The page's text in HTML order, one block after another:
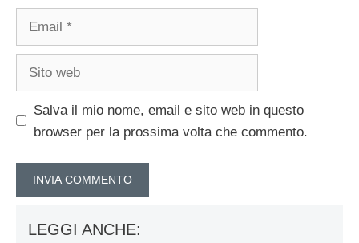
Salva il mio nome, email e sito web in questo
browser per la prossima volta che commento.
LEGGI ANCHE: